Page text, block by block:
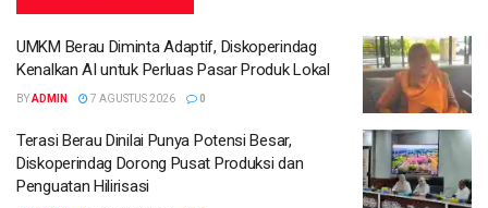
UMKM Berau Diminta Adaptif, Diskoperindag
Kenalkan AI untuk Perluas Pasar Produk Lokal
BYADMIN 7 AGUSTUS 2026 0
Terasi Berau Dinilai Punya Potensi Besar,
Diskoperindag Dorong Pusat Produksi dan
Penguatan Hilirisasi